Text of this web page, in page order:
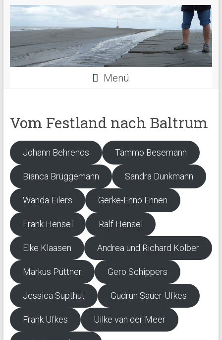
Menü
Vom Festland nach Baltrum
Johann Behrends Tammo Besemann
Bianca Brüggemann Sandra Dunkmann
Wanda Eilers Gerke-Enno Ennen
Frank Hensel Ralf Hensel
Elke Klaasen Andrea und Richard Kölber
Markus Püttner Gero Schippers
Jessica Supthut Gudrun Sauer-Ufkes
Frank Ufkes Uilke van der Meer